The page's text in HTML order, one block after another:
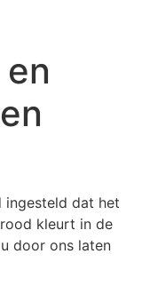
ingesteld dat het
kleurt in de
door ons laten